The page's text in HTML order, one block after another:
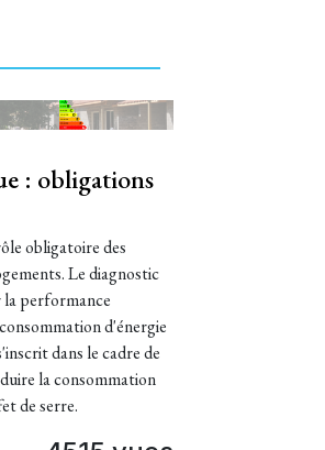
: obligations
obligatoire des
Le diagnostic
la performance
d'énergie
dans le cadre de
la consommation
de serre.​